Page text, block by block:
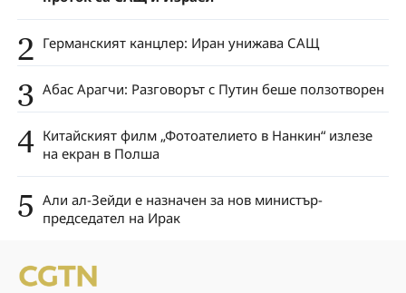
2 Германският канцлер: Иран унижава САЩ
3 Абас Арагчи: Разговорът с Путин беше ползотворен
4 Китайският филм „Фотоателието в Нанкин“ излезе
на екран в Полша
5 Али ал-Зейди е назначен за нов министър-
председател на Ирак